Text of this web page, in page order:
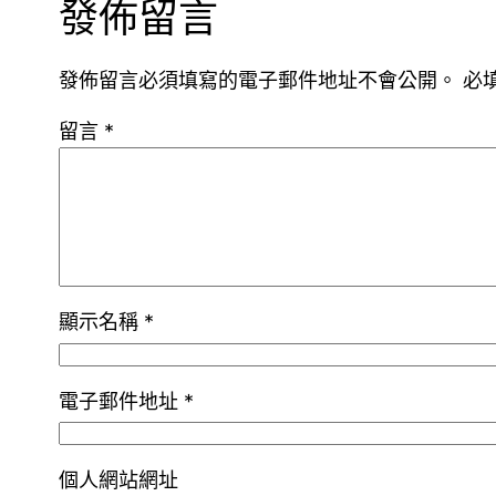
發佈留言
發佈留言必須填寫的電子郵件地址不會公開。 必
留言 *
顯示名稱 *
電子郵件地址 *
個人網站網址